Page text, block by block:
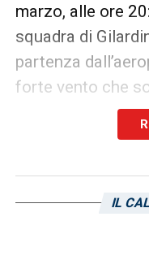
marzo, alle ore
squadra di
partenza
forte vento che
bloccato tutti i
quanto riportato
giorno della gara
IL